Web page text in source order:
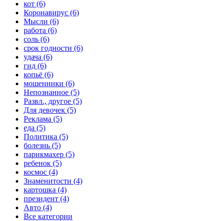
кот (6)
Коронавирус (6)
Мысли (6)
работа (6)
соль (6)
срок годности (6)
удача (6)
гид (6)
копьё (6)
мошенники (6)
Непознанное (5)
Развл., другое (5)
Для девочек (5)
Реклама (5)
еда (5)
Политика (5)
болезнь (5)
парикмахер (5)
ребенок (5)
космос (4)
Знаменитости (4)
картошка (4)
президент (4)
Авто (4)
Все категории